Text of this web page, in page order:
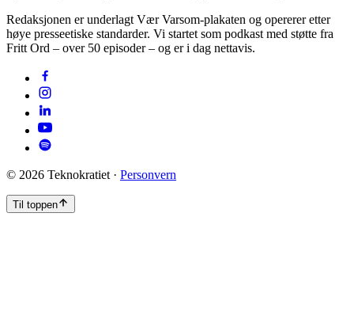
Redaksjonen er underlagt Vær Varsom-plakaten og opererer etter
høye presseetiske standarder. Vi startet som podkast med støtte fra
Fritt Ord – over 50 episoder – og er i dag nettavis.
© 2026 Teknokratiet · Personvern
Til toppen